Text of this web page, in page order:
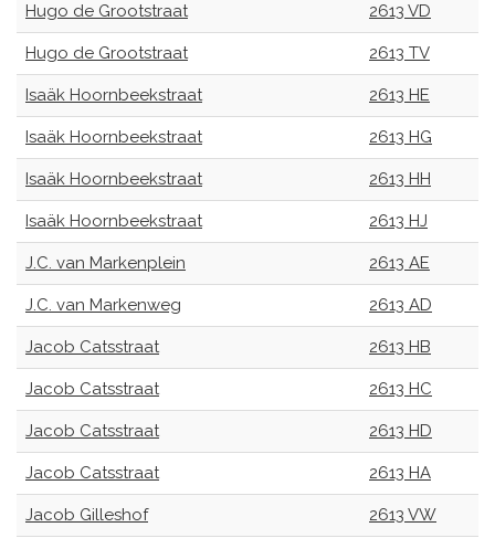
Hugo de Grootstraat 2613 VD
Hugo de Grootstraat 2613 TV
Isaäk Hoornbeekstraat 2613 HE
Isaäk Hoornbeekstraat 2613 HG
Isaäk Hoornbeekstraat 2613 HH
Isaäk Hoornbeekstraat 2613 HJ
J.C. van Markenplein 2613 AE
J.C. van Markenweg 2613 AD
Jacob Catsstraat 2613 HB
Jacob Catsstraat 2613 HC
Jacob Catsstraat 2613 HD
Jacob Catsstraat 2613 HA
Jacob Gilleshof 2613 VW